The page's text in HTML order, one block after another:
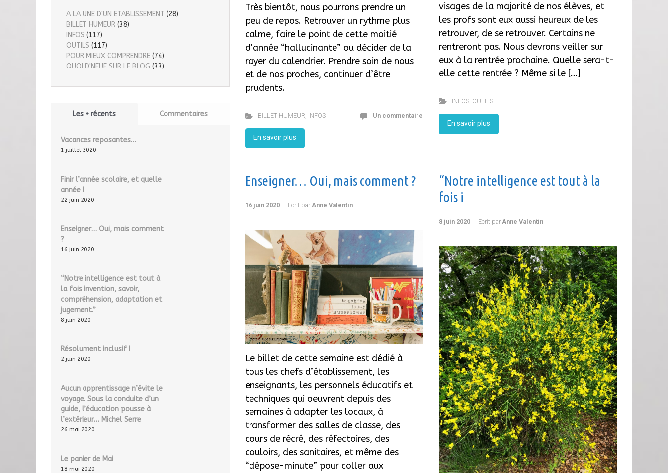
Très bientôt, nous pourrons prendre un
peu de repos. Retrouver un rythme plus
calme, faire le point de cette moitié
d’année “hallucinante” ou décider de la
rayer du calendrier. Prendre soin de nous
et de nos proches, continuer d’être
prudents.
BILLET HUMEUR, INFOS Un commentaire
En savoir plus
visages de la majorité de nos élèves, et
les profs sont eux aussi heureux de les
retrouver, de se retrouver. Certains ne
rentreront pas. Nous devrons veiller sur
eux à la rentrée prochaine. Quelle sera-t-
elle cette rentrée ? Même si le […]
INFOS, OUTILS
En savoir plus
Enseigner… Oui, mais comment ?
16 juin 2020 Ecrit par Anne Valentin
Le billet de cette semaine est dédié à
tous les chefs d’établissement, les
enseignants, les personnels éducatifs et
techniques qui oeuvrent depuis des
semaines à adapter les locaux, à
transformer des salles de classe, des
cours de récré, des réfectoires, des
couloirs, des sanitaires, et même des
“dépose-minute” pour coller aux
“Notre intelligence est tout à la
fois i
8 juin 2020 Ecrit par Anne Valentin
A LA UNE D'UN ETABLISSEMENT (28)
BILLET HUMEUR (38)
INFOS (117)
OUTILS (117)
POUR MIEUX COMPRENDRE (74)
QUOI D'NEUF SUR LE BLOG (33)
Les + récents Commentaires
Vacances reposantes…
1 juillet 2020
Finir l’année scolaire, et quelle
année !
22 juin 2020
Enseigner… Oui, mais comment
?
16 juin 2020
“Notre intelligence est tout à
la fois invention, savoir,
compréhension, adaptation et
jugement.”
8 juin 2020
Résolument inclusif !
2 juin 2020
Aucun apprentissage n’évite le
voyage. Sous la conduite d’un
guide, l’éducation pousse à
l’extérieur… Michel Serre
26 mai 2020
Le panier de Mai
18 mai 2020